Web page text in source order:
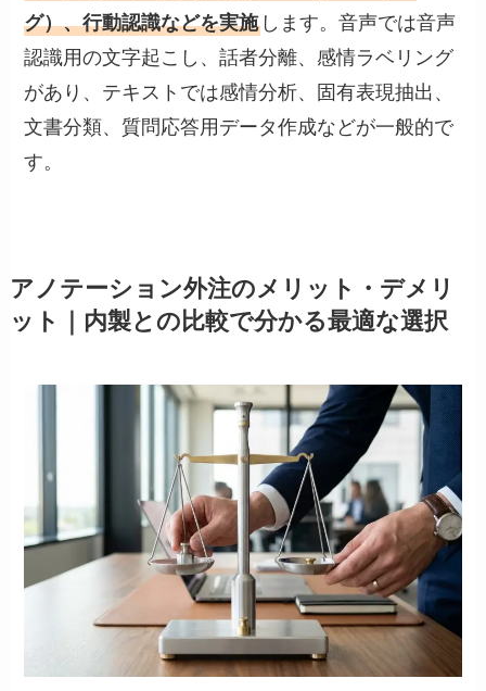
グ）、行動認識などを実施 します。音声では音声
認識用の文字起こし、話者分離、感情ラベリング
があり、テキストでは感情分析、固有表現抽出、
文書分類、質問応答用データ作成などが一般的で
す。
アノテーション外注のメリット・デメリ
ット｜内製との比較で分かる最適な選択